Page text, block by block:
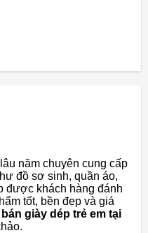
năm chuyên cung cấp
đồ sơ sinh, quần áo,
được khách hàng đánh
tốt, bền đẹp và giá
giày dép trẻ em tại